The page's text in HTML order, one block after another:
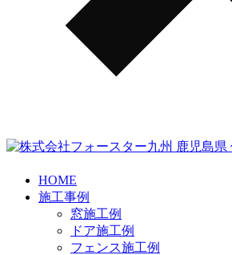
HOME
施工事例
窓施工例
ドア施工例
フェンス施工例